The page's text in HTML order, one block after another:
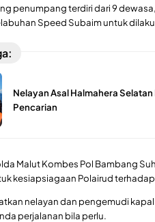
penumpang terdiri dari 9
Speed Subaim untuk
Nelayan Asal Halmahera
Pencarian
Malut Kombes Pol Bambang
kesiapsiagaan Polairud
nelayan dan pengemudi
perjalanan bila perlu.